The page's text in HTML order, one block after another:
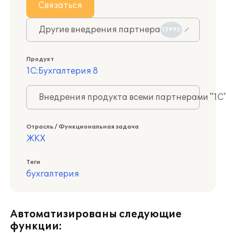
Связаться
Другие внедрения партнера 13992
Продукт
1С:Бухгалтерия 8
Внедрения продукта всеми партнерами
Отрасль / Функциональная задача
ЖКХ
Теги
бухгалтерия
Автоматизированы следующие
функции: